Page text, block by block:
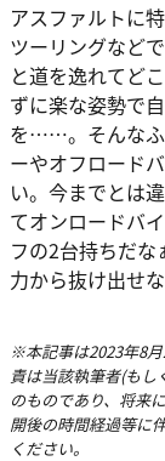
アスファルトに
ツーリングなど
と道を逸れてど
ずに楽な姿勢で
を……。そんなふ
ーやオフロード
い。今までとは
てオンロードバ
フの2台持ちだ
力から抜け出せ
※本記事は2023年8
責は当該執筆者(も
のものであり、将来
開後の時間経過等に
ください。